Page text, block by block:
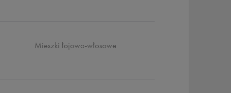
Mieszki łojowo-włosowe